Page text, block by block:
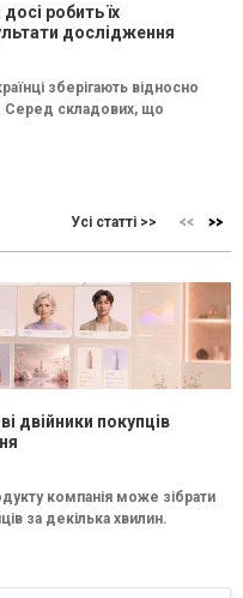
робить їх
дослідження
зберігають відносно
Серед складових, що
Усі статті >>
двійники покупців
компанія може зібрати
за декілька хвилин.